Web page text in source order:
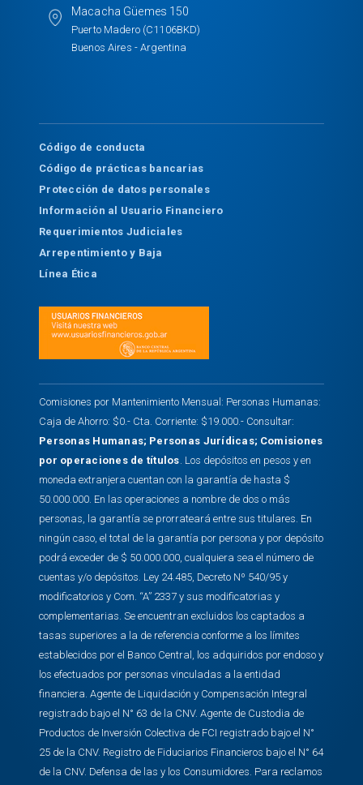
Macacha Güemes 150
Puerto Madero (C1106BKD)
Buenos Aires - Argentina
Código de conducta
Código de prácticas bancarias
Protección de datos personales
Información al Usuario Financiero
Requerimientos Judiciales
Arrepentimiento y Baja
Línea Ética
Comisiones por Mantenimiento Mensual: Personas Humanas:
Caja de Ahorro: $0.- Cta. Corriente: $19.000.- Consultar:
Personas Humanas; Personas Jurídicas; Comisiones
por operaciones de títulos . Los depósitos en pesos y en
moneda extranjera cuentan con la garantía de hasta $
50.000.000. En las operaciones a nombre de dos o más
personas, la garantía se prorrateará entre sus titulares. En
ningún caso, el total de la garantía por persona y por depósito
podrá exceder de $ 50.000.000, cualquiera sea el número de
cuentas y/o depósitos. Ley 24.485, Decreto Nº 540/95 y
modificatorios y Com. “A” 2337 y sus modificatorias y
complementarias. Se encuentran excluidos los captados a
tasas superiores a la de referencia conforme a los límites
establecidos por el Banco Central, los adquiridos por endoso y
los efectuados por personas vinculadas a la entidad
financiera. Agente de Liquidación y Compensación Integral
registrado bajo el N° 63 de la CNV. Agente de Custodia de
Productos de Inversión Colectiva de FCI registrado bajo el N°
25 de la CNV. Registro de Fiduciarios Financieros bajo el N° 64
de la CNV. Defensa de las y los Consumidores. Para reclamos